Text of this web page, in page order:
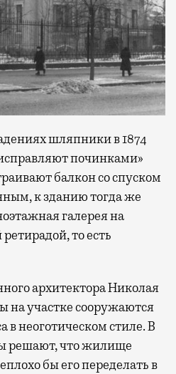
шляпники в 1874
починками»
балкон со спуском
к зданию тогда же
галерея на
то есть
архитектора Николая
на участке сооружаются
в неоготическом стиле. В
решают, что жилище
бы его переделать в